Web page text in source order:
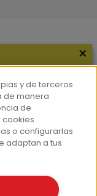
×
y de terceros
de manera
de
cookies
o configurarlas
adaptan a tus